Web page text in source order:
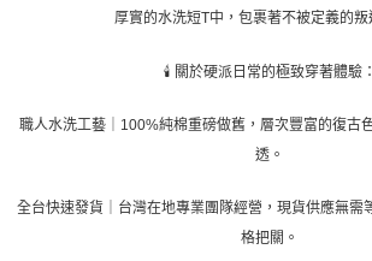
厚實的水洗短T中，包裹著不被定義的叛
🕯️ 關於硬派日常的極致穿著體驗：
職人水洗工藝｜100%純棉重磅做舊，層次豐富的復古
透。
全台快速發貨｜台灣在地專業團隊經營，現貨供應無需
格把關。